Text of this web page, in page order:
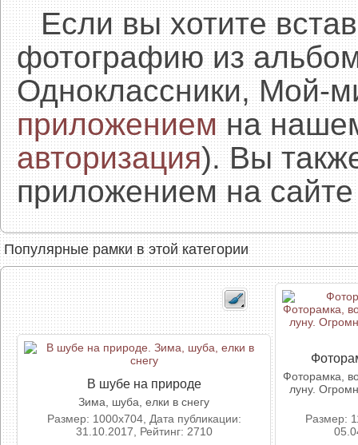
Если вы хотите
фотографию из
Одноклассники, Мой-
приложениемна нашем
авторизация). Вы
приложением на сайте
Популярные рамки в этой категории
В шубе на природе
Зима, шуба, елки в снегу
Размер: 1000x704, Дата публикации:
31.10.2017, Рейтинг: 2710
Фоторамка,
луну.
Размер: